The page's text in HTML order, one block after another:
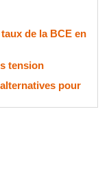
de la BCE en
tension
pour